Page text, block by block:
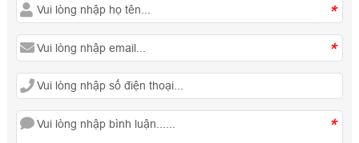
*
*
*